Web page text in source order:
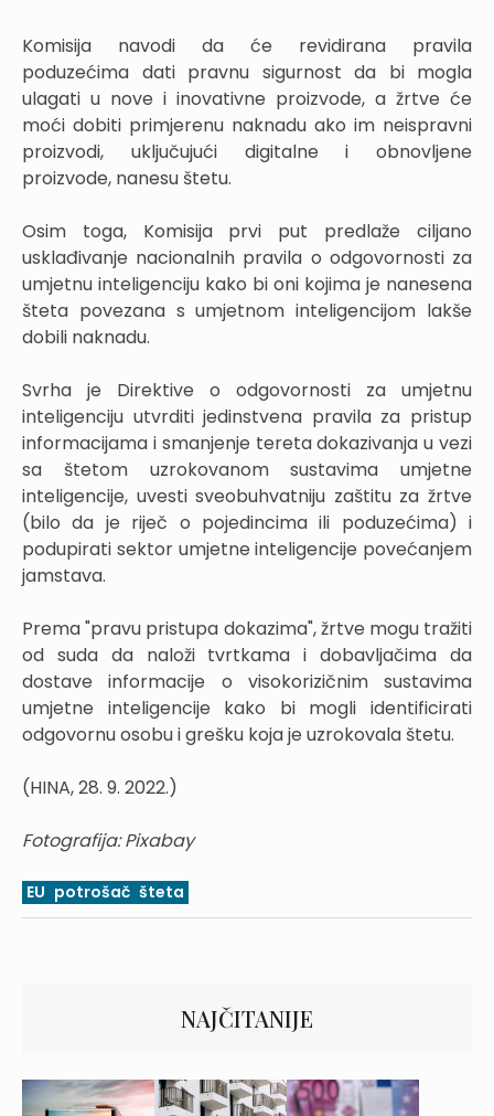
Komisija navodi da će revidirana pravila
poduzećima dati pravnu sigurnost da bi mogla
ulagati u nove i inovativne proizvode, a žrtve će
moći dobiti primjerenu naknadu ako im neispravni
proizvodi, uključujući digitalne i obnovljene
proizvode, nanesu štetu.
Osim toga, Komisija prvi put predlaže ciljano
usklađivanje nacionalnih pravila o odgovornosti za
umjetnu inteligenciju kako bi oni kojima je nanesena
šteta povezana s umjetnom inteligencijom lakše
dobili naknadu.
Svrha je Direktive o odgovornosti za umjetnu
inteligenciju utvrditi jedinstvena pravila za pristup
informacijama i smanjenje tereta dokazivanja u vezi
sa štetom uzrokovanom sustavima umjetne
inteligencije, uvesti sveobuhvatniju zaštitu za žrtve
(bilo da je riječ o pojedincima ili poduzećima) i
podupirati sektor umjetne inteligencije povećanjem
jamstava.
Prema "pravu pristupa dokazima", žrtve mogu tražiti
od suda da naloži tvrtkama i dobavljačima da
dostave informacije o visokorizičnim sustavima
umjetne inteligencije kako bi mogli identificirati
odgovornu osobu i grešku koja je uzrokovala štetu.
(HINA, 28. 9. 2022.)
Fotografija: Pixabay
EU potrošač šteta
NAJČITANIJE